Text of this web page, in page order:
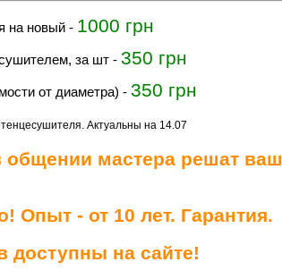
на новый - 1000 грн
за шт - 350 грн
от диаметра) - 350 грн
Актуальны на 14.07
мастера решат ваш
Опыт - от 10 лет. Гарантия.
доступны на сайте!